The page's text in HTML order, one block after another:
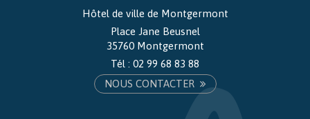
Hôtel de ville de Montgermont
Place Jane Beusnel
35760 Montgermont
Tél : 02 99 68 83 88
NOUS CONTACTER